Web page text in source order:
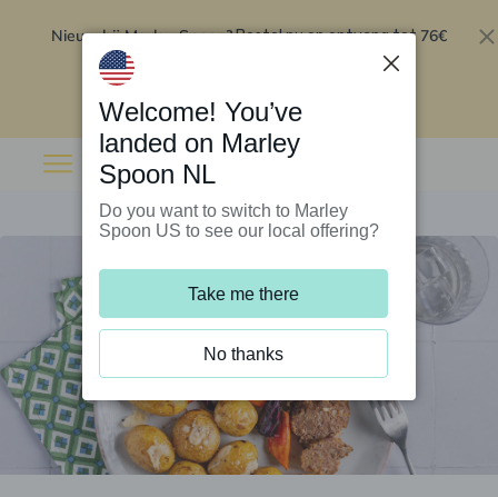
Nieuw bij Marley Spoon?Bestel nu en ontvang tot 76€
Welcome! You’ve
landed on Marley
Spoon NL
Do you want to switch to Marley
Spoon US to see our local offering?
Take me there
No thanks